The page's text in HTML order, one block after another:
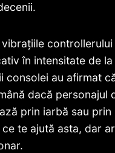
vibrațiile
în intensitate de
consolei au afirmat
dacă personajul
prin iarbă sau prin
te ajută asta, dar